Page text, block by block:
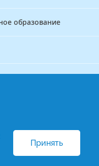
образование
образование
центр
Принять